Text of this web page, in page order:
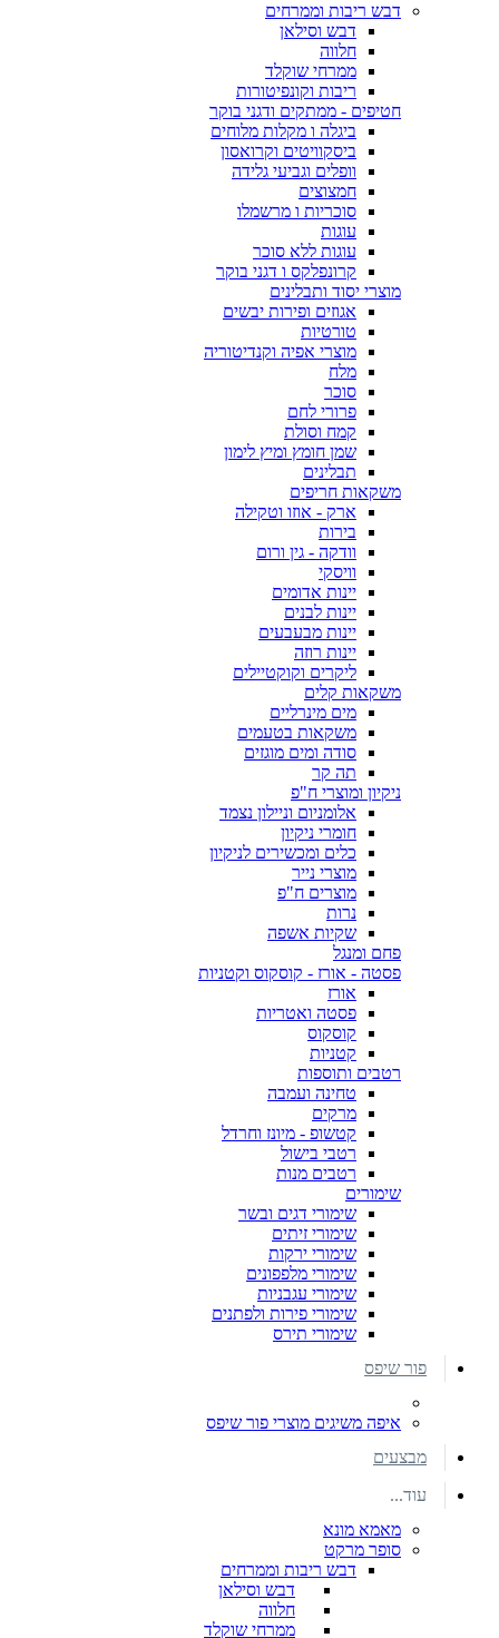
דבש ריבות וממרחים
דבש וסילאן
חלווה
ממרחי שוקלד
ריבות וקונפיטורות
חטיפים - ממתקים ודגני בוקר
ביגלה ו מקלות מלוחים
ביסקוויטים וקרואסון
וופלים וגביעי גלידה
חמצוצים
סוכריות ו מרשמלו
עוגות
עוגות ללא סוכר
קרונפלקס ו דגני בוקר
מוצרי יסוד ותבלינים
אגוזים ופירות יבשים
טורטיות
מוצרי אפיה וקנדיטוריה
מלח
סוכר
פרורי לחם
קמח וסולת
שמן חומץ ומיץ לימון
תבלינים
משקאות חריפים
ארק - אוזו וטקילה
בירות
וודקה - גין ורום
וויסקי
יינות אדומים
יינות לבנים
יינות מבעבעים
יינות רוזה
ליקרים וקוקטיילים
משקאות קלים
מים מינרליים
משקאות בטעמים
סודה ומים מוגזים
תה קר
ניקיון ומוצרי ח"פ
אלומניום וניילון נצמד
חומרי ניקיון
כלים ומכשירים לניקיון
מוצרי נייר
מוצרים ח"פ
נרות
שקיות אשפה
פחם ומנגל
פסטה - אורז - קוסקוס וקטניות
אורז
פסטה ואטריות
קוסקוס
קטניות
רטבים ותוספות
טחינה ועמבה
מרקים
קטשופ - מיונז וחרדל
רטבי בישול
רטבים מנות
שימורים
שימורי דגים ובשר
שימורי זיתים
שימורי ירקות
שימורי מלפפונים
שימורי עגבניות
שימורי פירות ולפתנים
שימורי תירס
פור שיפס
איפה משיגים מוצרי פור שיפס
מבצעים
עוד...
מאמא מונא
סופר מרקט
דבש ריבות וממרחים
דבש וסילאן
חלווה
ממרחי שוקלד